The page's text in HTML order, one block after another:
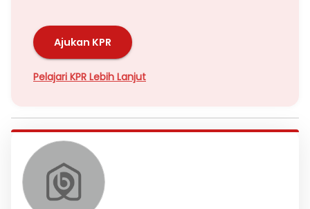
Ajukan KPR
Pelajari KPR Lebih Lanjut